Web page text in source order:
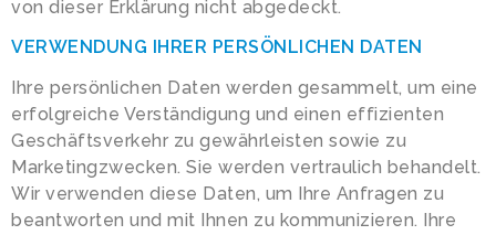
von dieser Erklärung nicht abgedeckt.
VERWENDUNG IHRER PERSÖNLICHEN DATEN
Ihre persönlichen Daten werden gesammelt, um eine
erfolgreiche Verständigung und einen effizienten
Geschäftsverkehr zu gewährleisten sowie zu
Marketingzwecken. Sie werden vertraulich behandelt.
Wir verwenden diese Daten, um Ihre Anfragen zu
beantworten und mit Ihnen zu kommunizieren. Ihre